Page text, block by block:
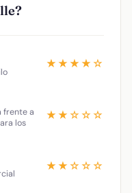
★★★★☆
frente a
los
★★☆☆☆
★★☆☆☆